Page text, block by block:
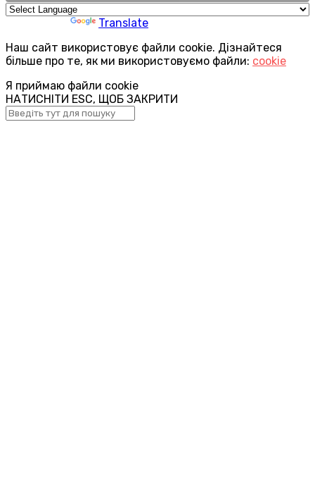
Translate
Наш сайт використовує файли cookie. Дізнайтеся
більше про те, як ми використовуємо файли: cookie
Я приймаю файли cookie
НАТИСНІТИ ESC, ЩОБ ЗАКРИТИ